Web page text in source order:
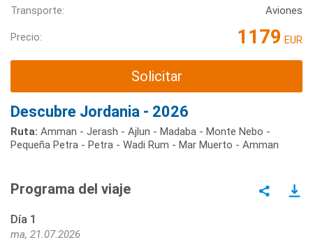
Transporte:
Aviones
Precio: 1179 EUR
Solicitar
Descubre Jordania - 2026
Ruta: Amman - Jerash - Ajlun - Madaba - Monte Nebo -
Pequeña Petra - Petra - Wadi Rum - Mar Muerto - Amman
Programa del viaje
Día 1
ma, 21.07.2026